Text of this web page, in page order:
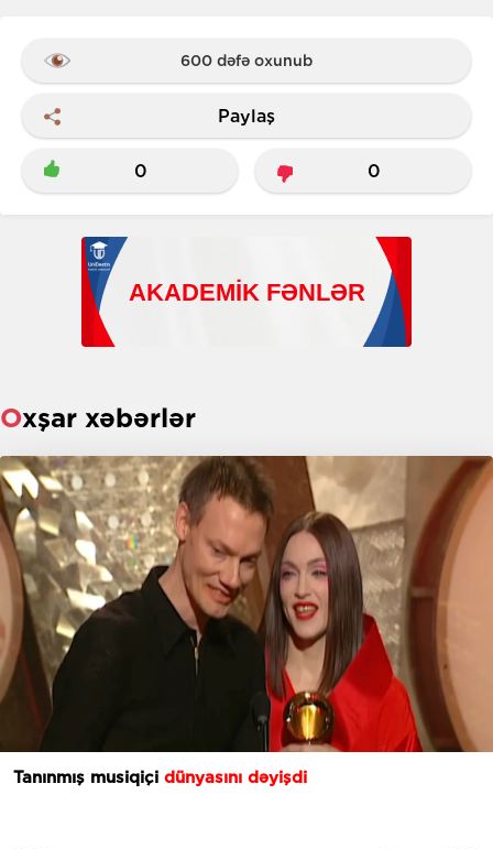
600 dəfə oxunub
Paylaş
0 0
Oxşar xəbərlər
Tanınmış musiqiçi dünyasını dəyişdi